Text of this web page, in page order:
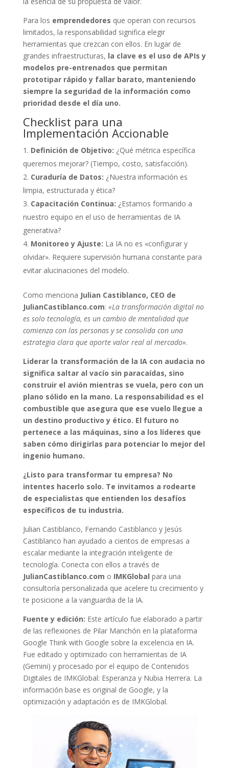
Para los emprendedores que operan con recursos
limitados, la responsabilidad significa elegir
herramientas que crezcan con ellos. En lugar de
grandes infraestructuras, la clave es el uso de APIs y
modelos pre-entrenados que permitan
prototipar rápido y fallar barato, manteniendo
siempre la seguridad de la información como
prioridad desde el día uno.
Checklist para una
Implementación Accionable
Definición de Objetivo: ¿Qué métrica específica
queremos mejorar? (Tiempo, costo, satisfacción).
Curaduría de Datos: ¿Nuestra información es
limpia, estructurada y ética?
Capacitación Continua: ¿Estamos formando a
nuestro equipo en el uso de herramientas de IA
generativa?
Monitoreo y Ajuste: La IA no es «configurar y
olvidar». Requiere supervisión humana constante para
evitar alucinaciones del modelo.
Como menciona Julian Castiblanco, CEO de
JulianCastiblanco.com: «La transformación digital no
es solo tecnología, es un cambio de mentalidad que
comienza con las personas y se consolida con una
estrategia clara que aporte valor real al mercado».
Liderar la transformación de la IA con audacia no
significa saltar al vacío sin paracaídas, sino
construir el avión mientras se vuela, pero con un
plano sólido en la mano. La responsabilidad es el
combustible que asegura que ese vuelo llegue a
un destino productivo y ético. El futuro no
pertenece a las máquinas, sino a los líderes que
saben cómo dirigirlas para potenciar lo mejor del
ingenio humano.
¿Listo para transformar tu empresa? No
intentes hacerlo solo. Te invitamos a rodearte
de especialistas que entienden los desafíos
específicos de tu industria.
Julian Castiblanco, Fernando Castiblanco y Jesús
Castiblanco han ayudado a cientos de empresas a
escalar mediante la integración inteligente de
tecnología. Conecta con ellos a través de
JulianCastiblanco.com o IMKGlobal para una
consultoría personalizada que acelere tu crecimiento y
te posicione a la vanguardia de la IA.
Fuente y edición: Este artículo fue elaborado a partir
de las reflexiones de Pilar Manchón en la plataforma
Google Think with Google sobre la excelencia en IA.
Fue editado y optimizado con herramientas de IA
(Gemini) y procesado por el equipo de Contenidos
Digitales de IMKGlobal: Esperanza y Nubia Herrera. La
información base es original de Google, y la
optimización y adaptación es de IMKGlobal.